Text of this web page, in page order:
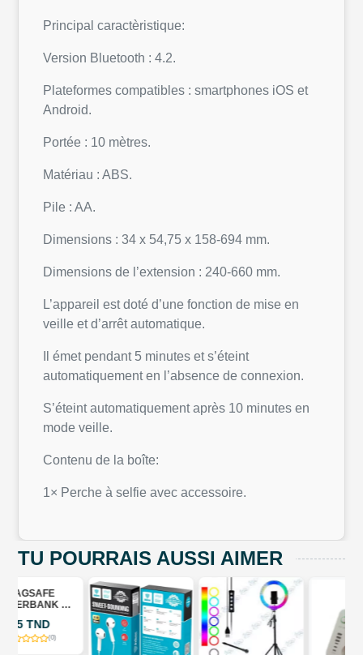
Principal caractèristique:
Version Bluetooth : 4.2.
Plateformes compatibles : smartphones iOS et
Android.
Portée : 10 mètres.
Matériau : ABS.
Pile : AA.
Dimensions : 34 x 54,75 x 158-694 mm.
Dimensions de l’extension : 240-660 mm.
L’appareil est doté d’une fonction de mise en
veille et d’arrêt automatique.
Il émet pendant 5 minutes et s’éteint
automatiquement en l’absence de connexion.
S’éteint automatiquement après 10 minutes en
mode veille.
Contenu de la boîte:
1× Perche à selfie avec accessoire.
TU POURRAIS AUSSI AIMER